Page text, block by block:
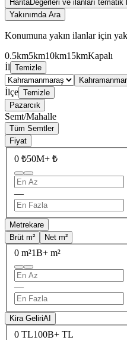
HaritaDeğerleri ve ilanları tematik
Yakınımda Ara
Konumuna yakın ilanlar için
0.5km5km10km15kmKapalı
İl Temizle
İlçe Temizle
Pazarcık
Semt/Mahalle
Tüm Semtler
Fiyat
0 ₺50M+ ₺
—
Metrekare
Brüt m²
Net m²
0 m²1B+ m²
—
Kira GeliriAI
0 TL100B+ TL